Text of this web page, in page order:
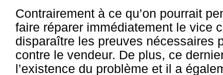
Contrairement à ce qu’on pourrait
faire réparer immédiatement le vice
disparaître les preuves nécessaires
contre le vendeur. De plus, ce
l’existence du problème et il a